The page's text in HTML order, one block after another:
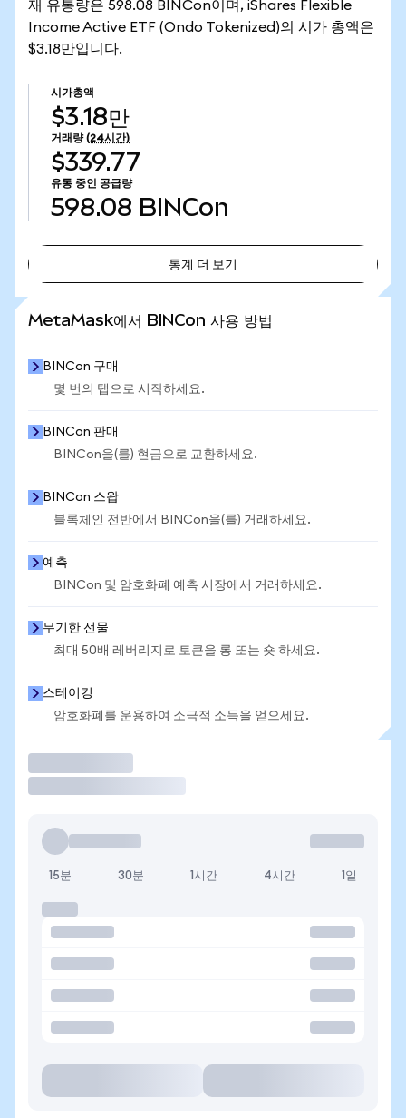
재 유통량은 598.08 BINCon이며, iShares Flexible
Income Active ETF (Ondo Tokenized)의 시가 총액은
$3.18만입니다.
시가총액
$3.18만
거래량 (24시간)
$339.77
유통 중인 공급량
598.08 BINCon
통계 더 보기
MetaMask에서 BINCon 사용 방법
BINCon 구매
몇 번의 탭으로 시작하세요.
BINCon 판매
BINCon을(를) 현금으로 교환하세요.
BINCon 스왑
블록체인 전반에서 BINCon을(를) 거래하세요.
예측
BINCon 및 암호화폐 예측 시장에서 거래하세요.
무기한 선물
최대 50배 레버리지로 토큰을 롱 또는 숏 하세요.
스테이킹
암호화폐를 운용하여 소극적 소득을 얻으세요.
15분 30분 1시간 4시간 1일